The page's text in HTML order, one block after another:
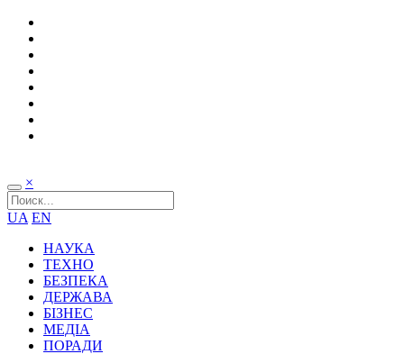
×
UA EN
НАУКА
ТЕХНО
БЕЗПЕКА
ДЕРЖАВА
БІЗНЕС
МЕДІА
ПОРАДИ